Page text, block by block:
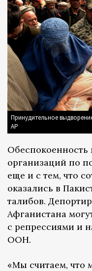
Принудительное
АР
организаций по
еще и с тем, что
оказались в
талибов.
Афганистана
с репрессиями и
ООН.
«Мы считаем, что